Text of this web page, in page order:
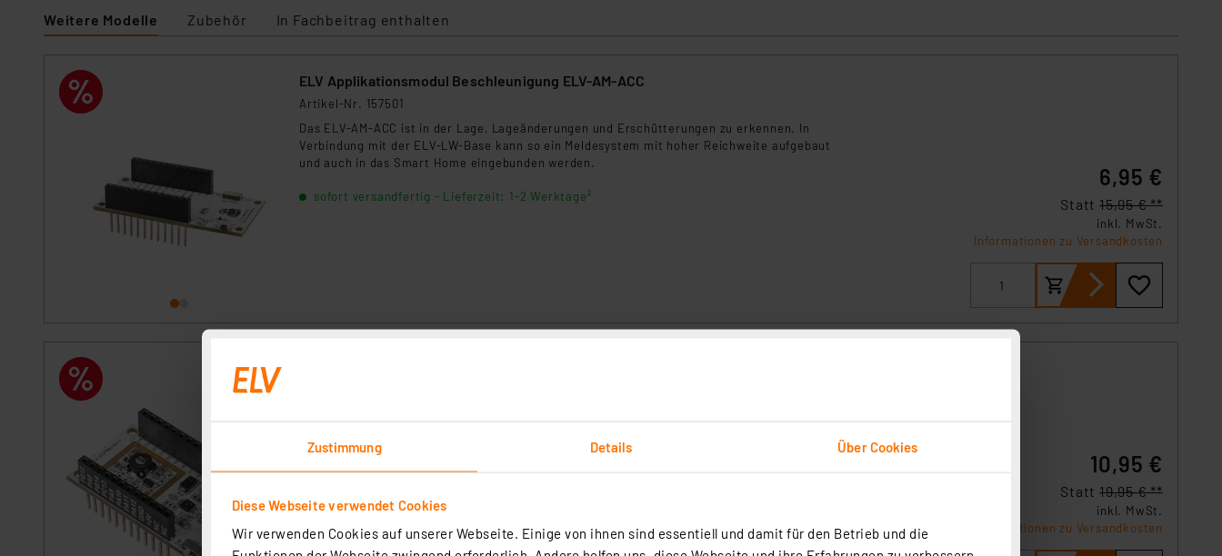
Zustimmung Details Über Cookies
Diese Webseite verwendet Cookies
Wir verwenden Cookies auf unserer Webseite. Einige von ihnen sind essentiell und damit für den Betrieb und die
Weitere Modelle Zubehör In Fachbeitrag enthalten
ELV Applikationsmodul Beschleunigung ELV-AM-ACC
Artikel-Nr. 157501
Das ELV-AM-ACC ist in der Lage, Lageänderungen und Erschütterungen zu erkennen. In
Verbindung mit der ELV-LW-Base kann so ein Meldesystem mit hoher Reichweite aufgebaut
und auch in das Smart Home eingebunden werden.
sofort versandfertig - Lieferzeit: 1-2 Werktage²
6,95 €
Statt 15,95 € **
inkl. MwSt.
Informationen zu Versandkosten
darum geht, diese Messwertgrößen zu erfassen.
10,95 €
Statt 19,95 € **
inkl. MwSt.
Informationen zu Versandkosten